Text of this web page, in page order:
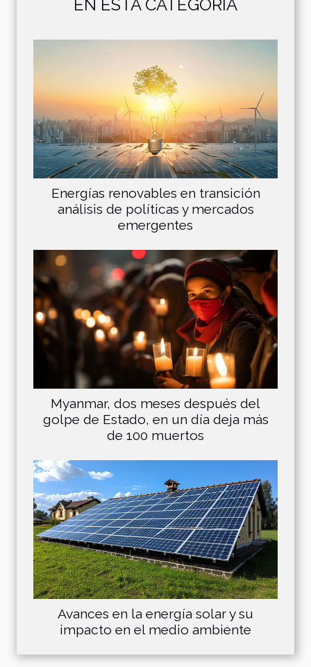
EN ESTA CATEGORÍA
Energías renovables en transición
análisis de políticas y mercados
emergentes
Myanmar, dos meses después del
golpe de Estado, en un día deja más
de 100 muertos
Avances en la energía solar y su
impacto en el medio ambiente